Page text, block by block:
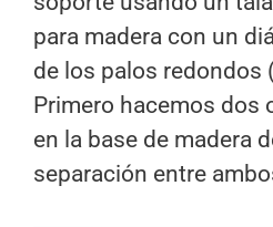
para madera con un
de los palos redondos
Primero hacemos dos
en la base de madera
separación entre